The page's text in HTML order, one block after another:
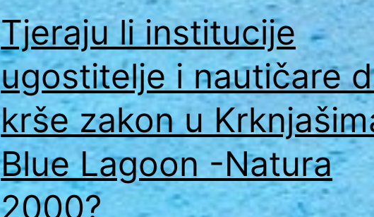
Tjeraju li institucije
ugostitelje i nautičare
krše zakon u
Blue Lagoon -Natura
2000?